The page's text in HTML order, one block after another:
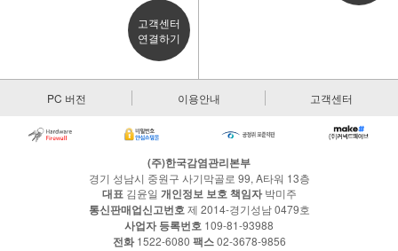
고객센터
연결하기
PC 버전 이용안내 고객센터
(주)한국감염관리본부
경기 성남시 중원구 사기막골로 99, A타워 13층
대표 김윤일 개인정보 보호 책임자박미주
통신판매업신고번호 제 2014-경기성남 0479호
사업자 등록번호 109-81-93988
전화1522-6080 팩스02-3678-9856